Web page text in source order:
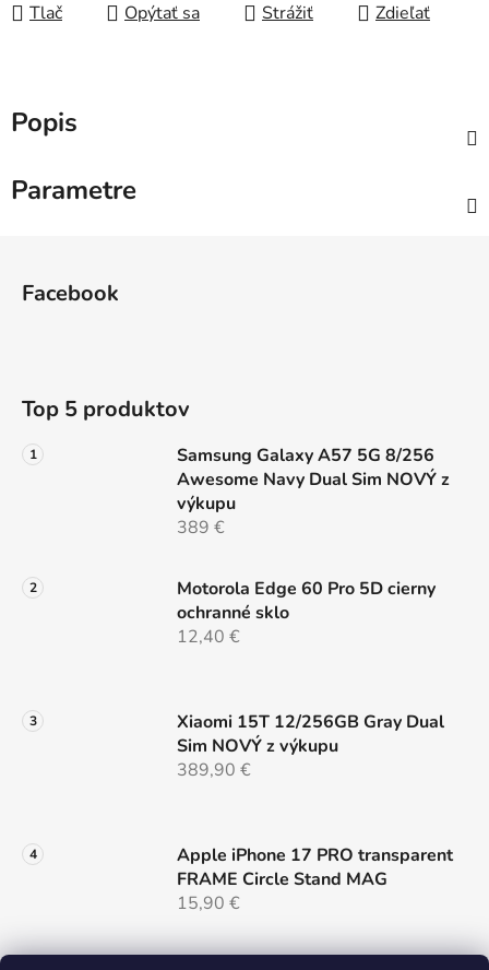
Tlač Opýtať sa Strážiť Zdieľať
Popis
Parametre
Facebook
Top 5 produktov
Samsung Galaxy A57 5G 8/256
Awesome Navy Dual Sim NOVÝ z
výkupu
389 €
Motorola Edge 60 Pro 5D cierny
ochranné sklo
12,40 €
Xiaomi 15T 12/256GB Gray Dual
Sim NOVÝ z výkupu
389,90 €
Apple iPhone 17 PRO transparent
FRAME Circle Stand MAG
15,90 €